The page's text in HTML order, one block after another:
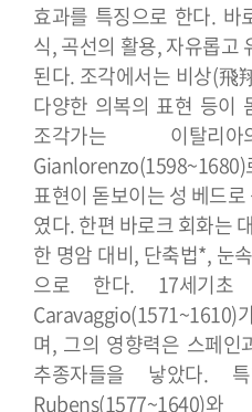
효과를 특징으로 한다. 바
식, 곡선의 활용, 자유롭고
된다. 조각에서는 비상(飛
다양한 의복의 표현 등이
조각가는 이탈리
Gianlorenzo(1598~1680)
표현이 돋보이는 성 베드
였다. 한편 바로크 회화는
한 명암 대비, 단축법*, 눈
으로 한다. 17세기초
Caravaggio(1571~1610)
며, 그의 영향력은 스페인
추종자들을 낳았다.